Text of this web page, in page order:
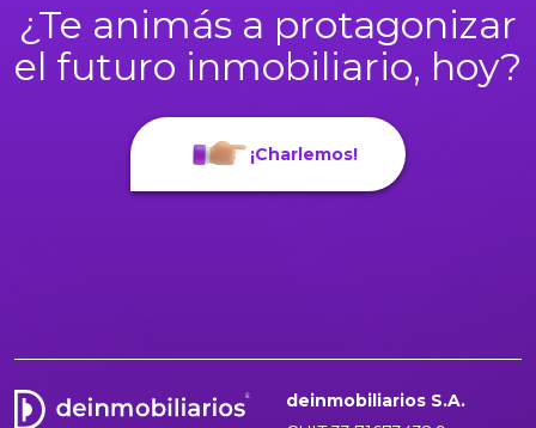
¿Te animás a protagonizar
el futuro inmobiliario, hoy?
¡Charlemos!
deinmobiliarios S.A.